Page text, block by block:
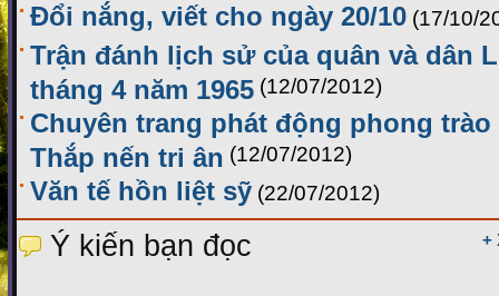
Đổi nắng, viết cho ngày 20/10 (17/10/
Trận đánh lịch sử của quân và dân
tháng 4 năm 1965 (12/07/2012)
Chuyên trang phát động phong trào
Thắp nến tri ân (12/07/2012)
Văn tế hồn liệt sỹ (22/07/2012)
+
Ý kiến bạn đọc